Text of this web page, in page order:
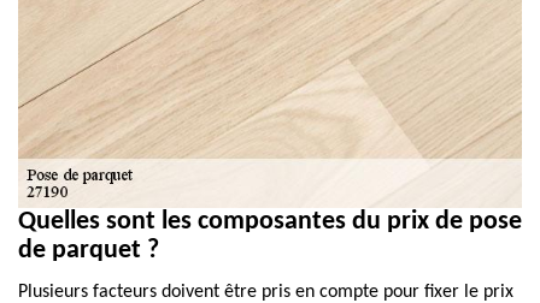
Quelles sont les composantes du prix de pose
de parquet ?
Plusieurs facteurs doivent être pris en compte pour fixer le prix